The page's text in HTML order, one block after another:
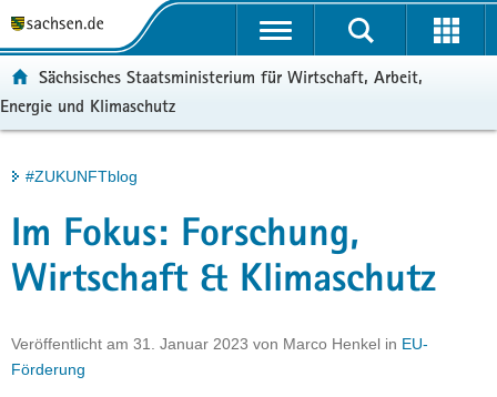
t
a
l
g
r
i
f
u
p
t
a
t
e
r
v
Portalübergreifende
Sächsisches Staatsministerium für Wirtschaft, Arbeit,
Energie und Klimaschutz
Hauptinhalt
#ZUKUNFTblog
Im Fokus: Forschung,
Wirtschaft & Klimaschutz
Veröffentlicht am 31. Januar 2023 von Marco Henkel in EU-
Förderung